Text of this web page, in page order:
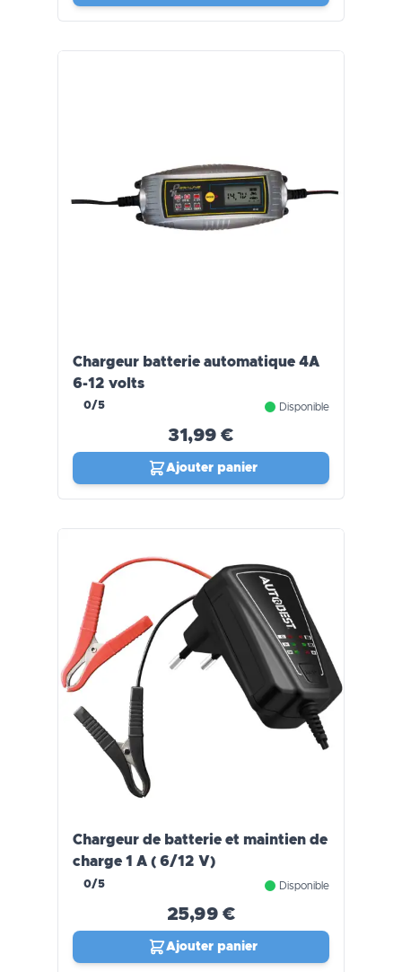
Chargeur batterie automatique 4A
6-12 volts
0/5 Disponible
31,99 €
Ajouter panier
Chargeur de batterie et maintien de
charge 1 A ( 6/12 V)
0/5 Disponible
25,99 €
Ajouter panier